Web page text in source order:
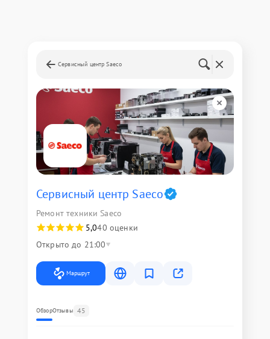
Сервисный центр Saeco
Сервисный центр Saeco
Ремонт техники Saeco
5,040 оценки
Открыто до 21:00
Маршрут
ОбзорОтзывы 45